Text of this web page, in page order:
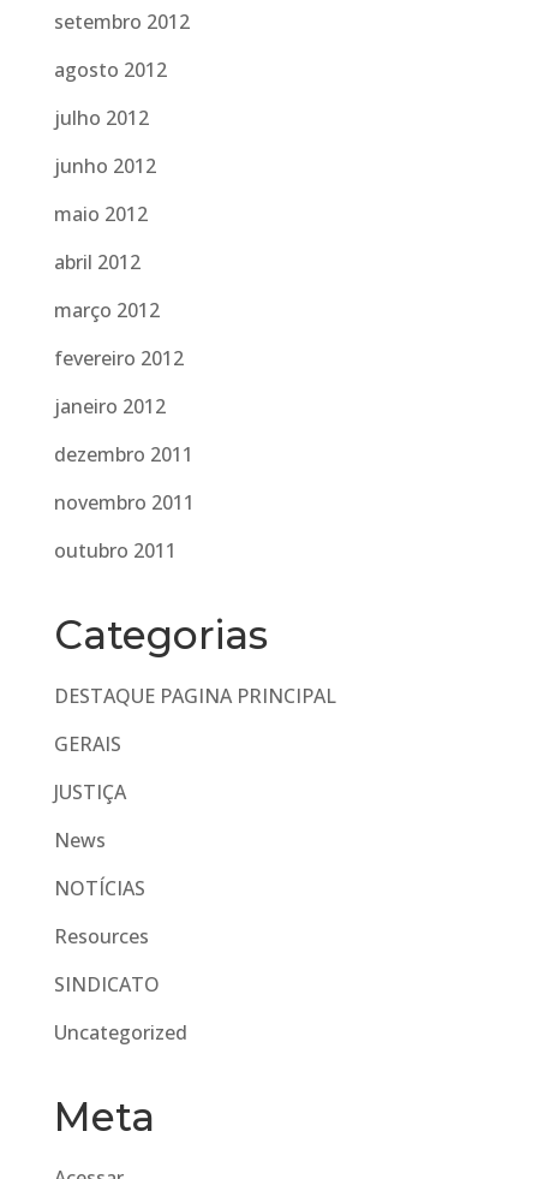
setembro 2012
agosto 2012
julho 2012
junho 2012
maio 2012
abril 2012
março 2012
fevereiro 2012
janeiro 2012
dezembro 2011
novembro 2011
outubro 2011
Categorias
DESTAQUE PAGINA PRINCIPAL
GERAIS
JUSTIÇA
News
NOTÍCIAS
Resources
SINDICATO
Uncategorized
Meta